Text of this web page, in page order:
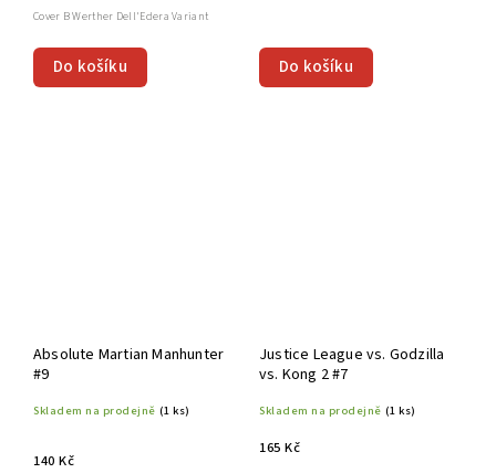
Do košíku
Cover B Werther Dell'Edera Variant
Do košíku
Absolute Martian Manhunter
#9
Skladem na prodejně (1 ks)
140 Kč
Justice League vs. Godzilla
vs. Kong 2 #7
Skladem na prodejně (1 ks)
165 Kč